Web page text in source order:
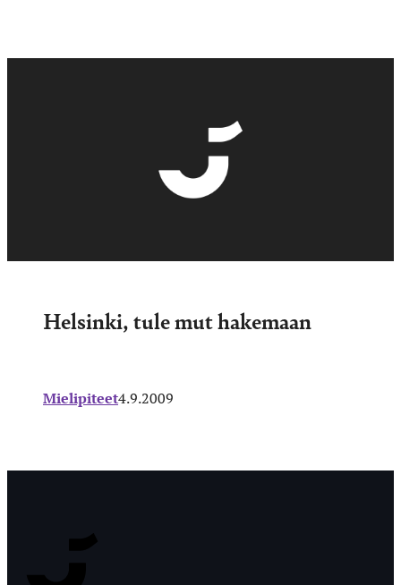
Helsinki, tule mut hakemaan
Mielipiteet4.9.2009